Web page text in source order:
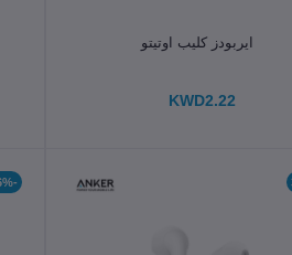
الإضافة إلى سلة التسوق
ايربودز كليب اوتيتو
KWD2.22
-56%